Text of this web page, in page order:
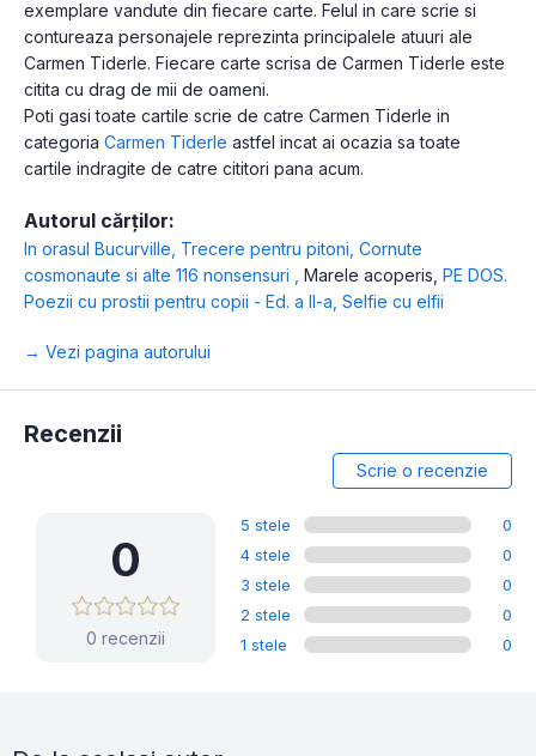
exemplare vandute din fiecare carte. Felul in care scrie si
contureaza personajele reprezinta principalele atuuri ale
Carmen Tiderle. Fiecare carte scrisa de Carmen Tiderle este
citita cu drag de mii de oameni.
Poti gasi toate cartile scrie de catre Carmen Tiderle in
categoria Carmen Tiderle astfel incat ai ocazia sa toate
cartile indragite de catre cititori pana acum.
Autorul cărților:
In orasul Bucurville Trecere pentru pitoni Cornute
cosmonaute si alte 116 nonsensuri
Marele acoperis PE DOS.
Poezii cu prostii pentru copii - Ed. a II-a Selfie cu elfii
→ Vezi pagina autorului
Recenzii
Scrie o recenzie
0
0 recenzii
5 stele
0
4 stele
0
3 stele
0
2 stele
0
1 stele
0